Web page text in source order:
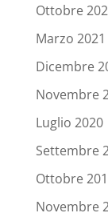
Ottobre
Marzo 2021
Dicembre
Novembre
Luglio 2020
Settembre
Ottobre
Novembre